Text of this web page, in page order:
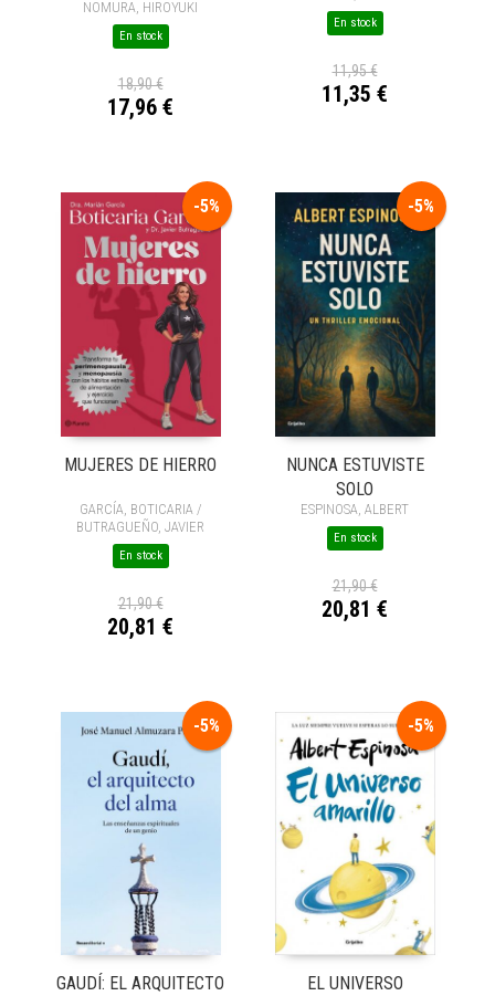
NOMURA, HIROYUKI
En stock
18,90 €
17,96 €
En stock
11,95 €
11,35 €
-5%
MUJERES DE HIERRO
GARCÍA, BOTICARIA /
BUTRAGUEÑO, JAVIER
En stock
21,90 €
20,81 €
-5%
NUNCA ESTUVISTE
SOLO
ESPINOSA, ALBERT
En stock
21,90 €
20,81 €
-5%
GAUDÍ: EL ARQUITECTO
-5%
EL UNIVERSO